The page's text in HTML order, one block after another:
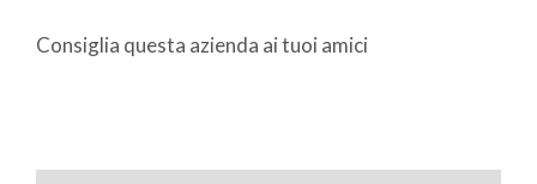
Consiglia questa azienda ai tuoi amici